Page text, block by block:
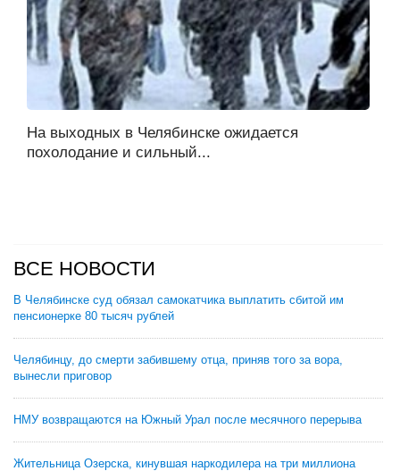
На выходных в Челябинске ожидается
похолодание и сильный...
ВСЕ НОВОСТИ
В Челябинске суд обязал самокатчика выплатить сбитой им
пенсионерке 80 тысяч рублей
Челябинцу, до смерти забившему отца, приняв того за вора,
вынесли приговор
НМУ возвращаются на Южный Урал после месячного перерыва
Жительница Озерска, кинувшая наркодилера на три миллиона